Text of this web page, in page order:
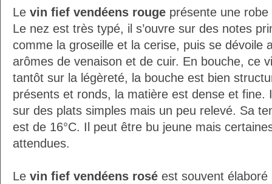
Le vin fief vendéens rouge présente une
Le nez est très typé, il s’ouvre sur des notes
comme la groseille et la cerise, puis se dévoile
arômes de venaison et de cuir. En bouche, ce
tantôt sur la légèreté, la bouche est bien
présents et ronds, la matière est dense et fine.
sur des plats simples mais un peu relevé. Sa
est de 16°C. Il peut être bu jeune mais
attendues.
Le vin fief vendéens rosé est souvent